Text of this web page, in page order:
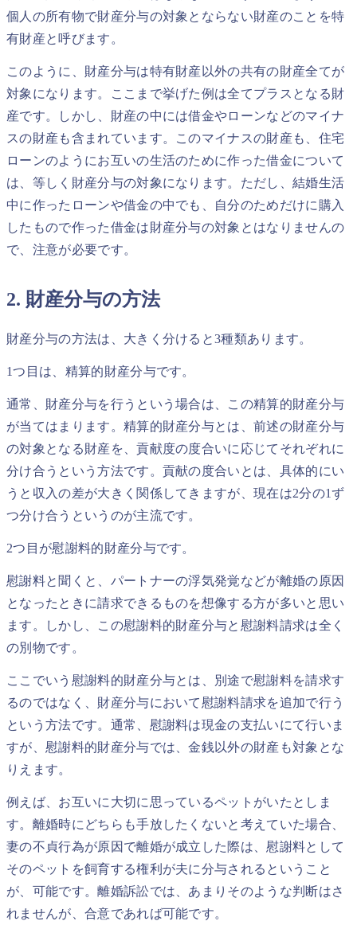
個人の所有物で財産分与の対象とならない財産のことを特
有財産と呼びます。
このように、財産分与は特有財産以外の共有の財産全てが
対象になります。ここまで挙げた例は全てプラスとなる財
産です。しかし、財産の中には借金やローンなどのマイナ
スの財産も含まれています。このマイナスの財産も、住宅
ローンのようにお互いの生活のために作った借金について
は、等しく財産分与の対象になります。ただし、結婚生活
中に作ったローンや借金の中でも、自分のためだけに購入
したもので作った借金は財産分与の対象とはなりませんの
で、注意が必要です。
2. 財産分与の方法
財産分与の方法は、大きく分けると3種類あります。
1つ目は、精算的財産分与です。
通常、財産分与を行うという場合は、この精算的財産分与
が当てはまります。精算的財産分与とは、前述の財産分与
の対象となる財産を、貢献度の度合いに応じてそれぞれに
分け合うという方法です。貢献の度合いとは、具体的にい
うと収入の差が大きく関係してきますが、現在は2分の1ず
つ分け合うというのが主流です。
2つ目が慰謝料的財産分与です。
慰謝料と聞くと、パートナーの浮気発覚などが離婚の原因
となったときに請求できるものを想像する方が多いと思い
ます。しかし、この慰謝料的財産分与と慰謝料請求は全く
の別物です。
ここでいう慰謝料的財産分与とは、別途で慰謝料を請求す
るのではなく、財産分与において慰謝料請求を追加で行う
という方法です。通常、慰謝料は現金の支払いにて行いま
すが、慰謝料的財産分与では、金銭以外の財産も対象とな
りえます。
例えば、お互いに大切に思っているペットがいたとしま
す。離婚時にどちらも手放したくないと考えていた場合、
妻の不貞行為が原因で離婚が成立した際は、慰謝料として
そのペットを飼育する権利が夫に分与されるということ
が、可能です。離婚訴訟では、あまりそのような判断はさ
れませんが、合意であれば可能です。